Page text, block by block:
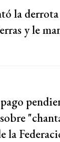
la
y le
la